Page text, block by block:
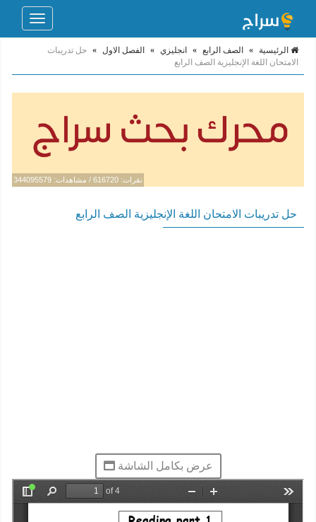
Toggle
الرئيسية » الصف الرابع » انجليزي » الفصل الاول » حل تدريبات
الامتحان اللغة الإنجليزية الصف الرابع
نقرات: 616720 / مشاهدات: 344095579
حل تدريبات الامتحان اللغة الإنجليزية الصف الرابع
عرض بكامل الشاشة